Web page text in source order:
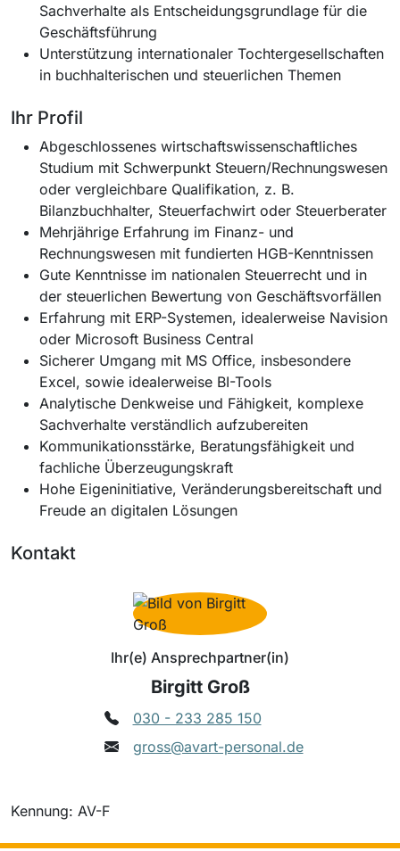
Sachverhalte als Entscheidungsgrundlage für die
Geschäftsführung
Unterstützung internationaler Tochtergesellschaften
in buchhalterischen und steuerlichen Themen
Ihr Profil
Abgeschlossenes wirtschaftswissenschaftliches
Studium mit Schwerpunkt Steuern/Rechnungswesen
oder vergleichbare Qualifikation, z. B.
Bilanzbuchhalter, Steuerfachwirt oder Steuerberater
Mehrjährige Erfahrung im Finanz- und
Rechnungswesen mit fundierten HGB-Kenntnissen
Gute Kenntnisse im nationalen Steuerrecht und in
der steuerlichen Bewertung von Geschäftsvorfällen
Erfahrung mit ERP-Systemen, idealerweise Navision
oder Microsoft Business Central
Sicherer Umgang mit MS Office, insbesondere
Excel, sowie idealerweise BI-Tools
Analytische Denkweise und Fähigkeit, komplexe
Sachverhalte verständlich aufzubereiten
Kommunikationsstärke, Beratungsfähigkeit und
fachliche Überzeugungskraft
Hohe Eigeninitiative, Veränderungsbereitschaft und
Freude an digitalen Lösungen
Kontakt
Ihr(e) Ansprechpartner(in)
Birgitt Groß
030 - 233 285 150
gross@avart-personal.de
Kennung: AV-F